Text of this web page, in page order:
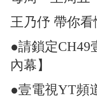
王乃伃 帶你看
●請鎖定CH49
內幕】
●壹電視YT頻